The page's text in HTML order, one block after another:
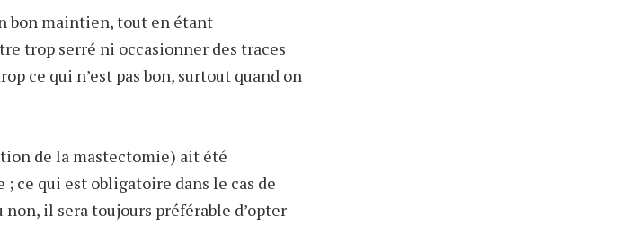
bon maintien, tout en étant
trop serré ni occasionner des traces
ce qui n’est pas bon, surtout quand on
de la mastectomie) ait été
ce qui est obligatoire dans le cas de
il sera toujours préférable d’opter